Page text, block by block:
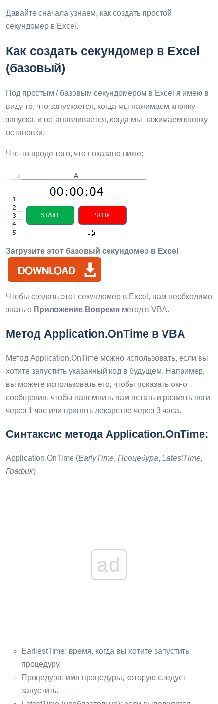
Давайте сначала узнаем, как создать простой
секундомер в Excel.
Как создать секундомер в Excel
(базовый)
Под простым / базовым секундомером в Excel я имею в
виду то, что запускается, когда мы нажимаем кнопку
запуска, и останавливается, когда мы нажимаем кнопку
остановки.
Что-то вроде того, что показано ниже:
Загрузите этот базовый секундомер в Excel
Чтобы создать этот секундомер в Excel, вам необходимо
знать о Приложение. Вовремя метод в VBA.
Метод Application.OnTime в VBA
Метод Application.OnTime можно использовать, если вы
хотите запустить указанный код в будущем. Например,
вы можете использовать его, чтобы показать окно
сообщения, чтобы напомнить вам встать и размять ноги
через 1 час или принять лекарство через 3 часа.
Синтаксис метода Application.OnTime:
Application.OnTime (EarlyTime, Процедура, LatestTime,
График)
ad
EarliestTime: время, когда вы хотите запустить
процедуру.
Процедура: имя процедуры, которую следует
запустить.